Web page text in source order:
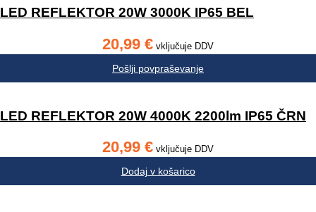
LED REFLEKTOR 20W 3000K IP65 BEL
20,99 € vključuje DDV
Pošlji povpraševanje
LED REFLEKTOR 20W 4000K 2200lm IP65 ČRN
20,99 € vključuje DDV
Dodaj v košarico